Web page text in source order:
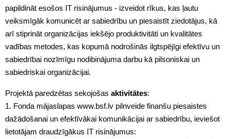
papildināt esošos IT risinājumus - izveidot rīkus, kas ļautu
veiksmīgāk komunicēt ar sabiedrību un piesaistīt ziedotājus, kā
arī stiprināt organizācijas iekšējo produktivitāti un kvalitātes
vadības metodes, kas kopumā nodrošinās ilgtspējīgi efektīvu un
sabiedrībai nozīmīgu nodibinājuma darbu kā pilsoniskai un
sabiedriskai organizācijai.
Projektā paredzētas sekojošas aktivitātes:
1. Fonda mājaslapas www.bsf.lv pilnveide finanšu piesaistes
dažādošanai un efektīvākai komunikācijai ar sabiedrību, ieviešot
lietotājam draudzīgākus IT risinājumus: